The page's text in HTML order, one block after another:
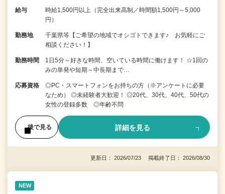
給与
時給1,500円以上（完全出来高制／時間額1,500円～5,000
円）
勤務地
千葉県等【ご希望の地域でオシゴトできます♪ お気軽にご
相談ください！】
勤務時間
1日5分～好きな時間、空いている時間に働けます！ ☆1回の
みの単発や短期～中長期まで…
応募資格
◎PC・スマートフォンをお持ちの方（※アンケートに必要
なため） ◎未経験者大歓迎！ ◎20代、30代、40代、50代の
女性の登録多数 ◎年齢不問
後で見る 詳細を見る
更新日： 2026/07/23 掲載終了日： 2026/08/30
NEW